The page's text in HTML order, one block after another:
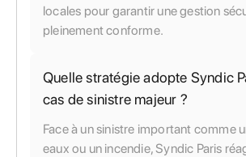
locales pour garantir une gestion
pleinement conforme.
Quelle stratégie adopte Syndic
cas de sinistre majeur ?
Face à un sinistre important comme
eaux ou un incendie, Syndic Paris